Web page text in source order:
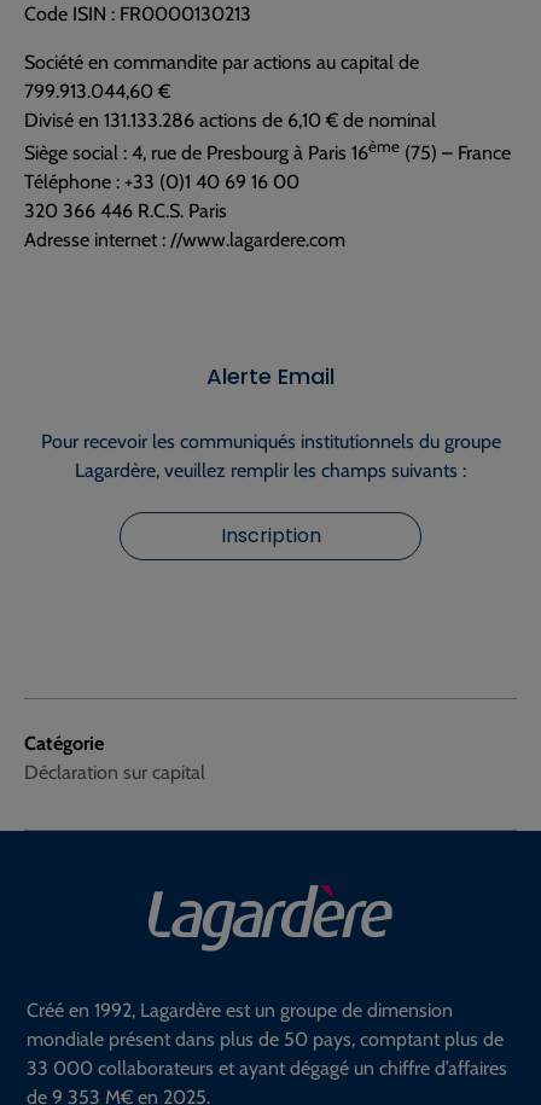
Catégorie
Déclaration sur capital
Code ISIN : FR0000130213
Société en commandite par actions au capital de
799.913.044,60 €
Divisé en 131.133.286 actions de 6,10 € de nominal
Siège social : 4, rue de Presbourg à Paris 16ème (75) – France
Téléphone : +33 (0)1 40 69 16 00
320 366 446 R.C.S. Paris
Adresse internet : //www.lagardere.com
Alerte Email
Pour recevoir les communiqués institutionnels du groupe
Lagardère, veuillez remplir les champs suivants :
Inscription
Créé en 1992, Lagardère est un groupe de dimension
mondiale présent dans plus de 50 pays, comptant plus de
33 000 collaborateurs et ayant dégagé un chiffre d’affaires
de 9 353 M€ en 2025.